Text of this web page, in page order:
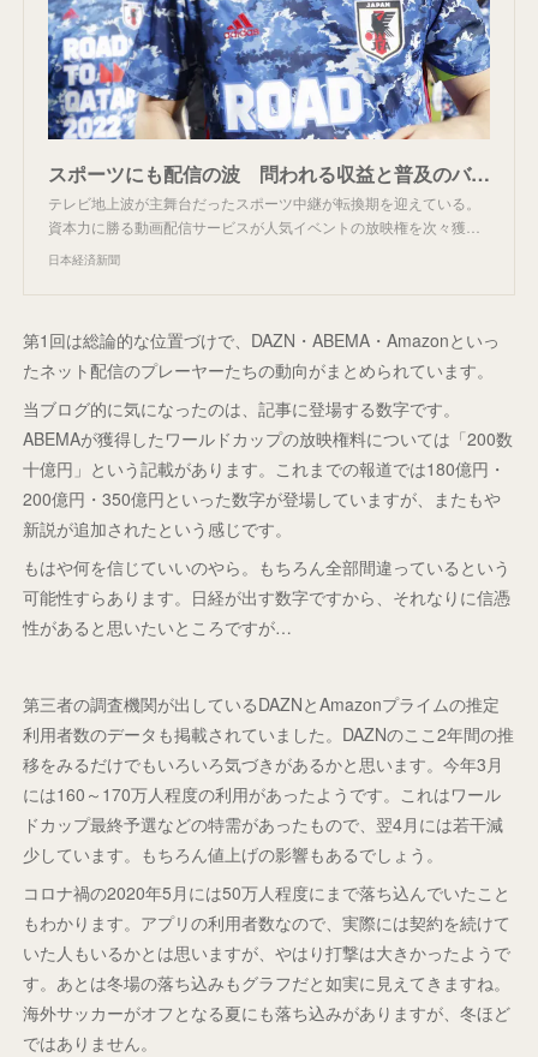
スポーツにも配信の波 問われる収益と普及のバランス（写真=共同）
テレビ地上波が主舞台だったスポーツ中継が転換期を迎えている。
資本力に勝る動画配信サービスが人気イベントの放映権を次々獲…
日本経済新聞
第1回は総論的な位置づけで、DAZN・ABEMA・Amazonといっ
たネット配信のプレーヤーたちの動向がまとめられています。
当ブログ的に気になったのは、記事に登場する数字です。
ABEMAが獲得したワールドカップの放映権料については「200数
十億円」という記載があります。これまでの報道では180億円・
200億円・350億円といった数字が登場していますが、またもや
新説が追加されたという感じです。
もはや何を信じていいのやら。もちろん全部間違っているという
可能性すらあります。日経が出す数字ですから、それなりに信憑
性があると思いたいところですが…
第三者の調査機関が出しているDAZNとAmazonプライムの推定
利用者数のデータも掲載されていました。DAZNのここ2年間の推
移をみるだけでもいろいろ気づきがあるかと思います。今年3月
には160～170万人程度の利用があったようです。これはワール
ドカップ最終予選などの特需があったもので、翌4月には若干減
少しています。もちろん値上げの影響もあるでしょう。
コロナ禍の2020年5月には50万人程度にまで落ち込んでいたこと
もわかります。アプリの利用者数なので、実際には契約を続けて
いた人もいるかとは思いますが、やはり打撃は大きかったようで
す。あとは冬場の落ち込みもグラフだと如実に見えてきますね。
海外サッカーがオフとなる夏にも落ち込みがありますが、冬ほど
ではありません。